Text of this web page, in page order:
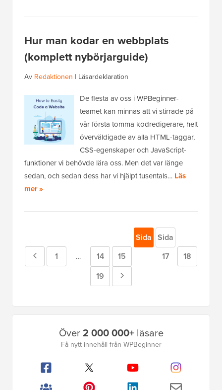
Hur man kodar en webbplats
(komplett nybörjarguide)
Av Redaktionen | Läsardeklaration
De flesta av oss i WPBeginner-
teamet kan minnas att vi stirrade på
vår första tomma kodredigerare, helt
överväldigade av alla HTML-taggar,
CSS-egenskaper och JavaScript-
funktioner vi behövde lära oss. Men det var länge
sedan, och sedan dess har vi hjälpt tusentals… Läs
mer »
Föregående
Sida
1
Mellansidor
utelämnade
… Sida
14 Sida
15
Sida Sida
17
Sida
18
Sida
19
Över2 000 000+läsare
Få nytt innehåll från WPBeginner